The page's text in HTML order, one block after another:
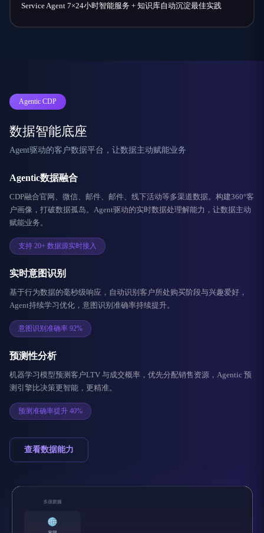
Service Agent 7×24小时智能服务 + 知识库自动沉淀最佳实践
Agentic CDP
数据智能底座
Agent驱动的客户数据平台，让数据主动赋能业务
Agentic数据融合
CDP融合官网、微信、邮件、邮件、线下活动等多渠道数据。构建360°客
户画像，打破数据孤岛。Agent驱动的实时数据处理解能力，让数据主动
赋能业务。
支持 20+ 数据源实时接入
实时意图识别
基于行为数据的毫秒级响应，自动识别客户所处购买阶段与兴趣爱好，
Agent持续学习优化，意图识别准确率持续提升。
意图识别准确率 92%
预测性分析
机器学习模型预测客户LTV 与成交概率，优先分配销售资源，Agentic 预
测引擎比决策更智能，更精准。
预测准确率提升 40%
查看数据能力